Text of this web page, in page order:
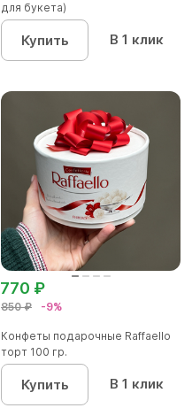
для букета)
Купить В 1 клик
850 ₽ -9%
770 ₽
Конфеты подарочные Raffaello
торт 100 гр.
Купить В 1 клик